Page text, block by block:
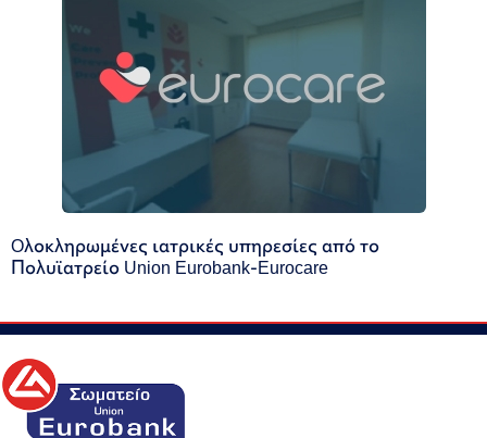
Oλοκληρωμένες ιατρικές υπηρεσίες από το
Πολυϊατρείο Union Eurobank-Eurocare